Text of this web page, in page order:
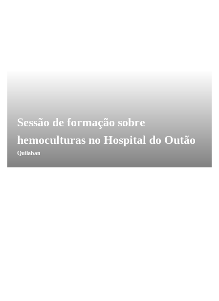
Sessão de formação sobre
hemoculturas no Hospital do Outão
Quilaban